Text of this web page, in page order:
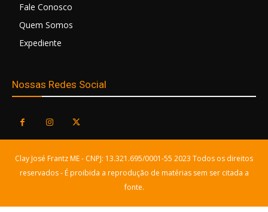
Fale Conosco
Quem Somos
Expediente
Nossas Redes Social
Clay José Frantz ME - CNPJ: 13.321.695/0001-55 2023 Todos os direitos
reservados - É proibida a reprodução de matérias sem ser citada a
fonte.